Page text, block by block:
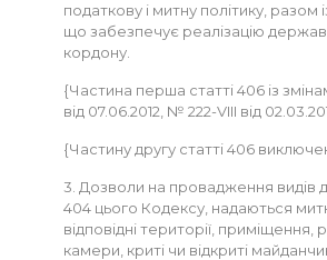
податкову і митну політику,
що забезпечує реалізацію
кордону.
{Частина перша статті 406 із
від 07.06.2012, № 222-VIII від
{Частину другу статті 406
3. Дозволи на провадження видів
404 цього Кодексу, надаються
відповідні території,
камери, криті чи відкриті